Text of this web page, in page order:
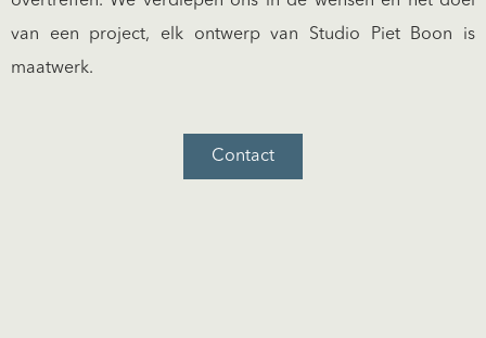
van een project, elk ontwerp van Studio Piet Boon is
maatwerk.
Contact